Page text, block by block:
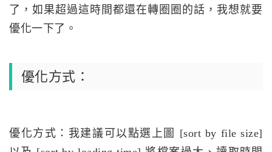
了，如果超過這時間都還在轉圈圈的話，我想就要
優化一下了。
優化方式：
優化方式：我建議可以點選上圖 [sort by file size]